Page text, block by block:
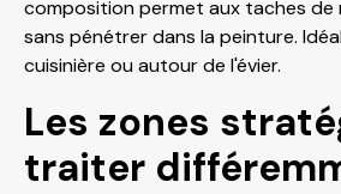
composition permet aux taches de
sans pénétrer dans la peinture.
cuisinière ou autour de l'évier.
Les zones
traiter